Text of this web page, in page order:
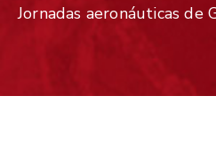
Jornadas aeronáuticas de